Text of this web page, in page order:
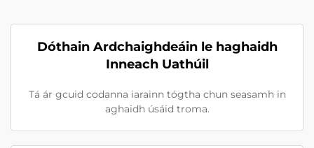
Dóthain Ardchaighdeáin le haghaidh
Inneach Uathúil
Tá ár gcuid codanna iarainn tógtha chun seasamh in
aghaidh úsáid troma.